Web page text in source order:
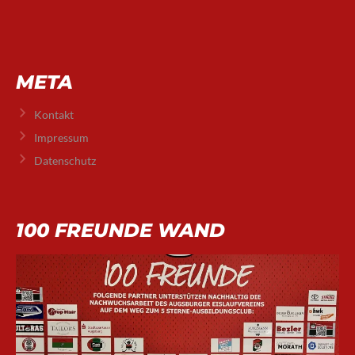
META
Kontakt
Impressum
Datenschutz
100 FREUNDE WAND